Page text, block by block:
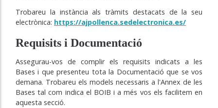
Trobareu la instància als tràmits destacats de la seu
electrònica: https://ajpollenca.sedelectronica.es/
Requisits i Documentació
Assegurau-vos de complir els requisits indicats a les
Bases i que presenteu tota la Documentació que se vos
demana. Trobareu els models necessaris a l'Annex de les
Bases tal com indica el BOIB i a més vos els facilitem en
aquesta secció.